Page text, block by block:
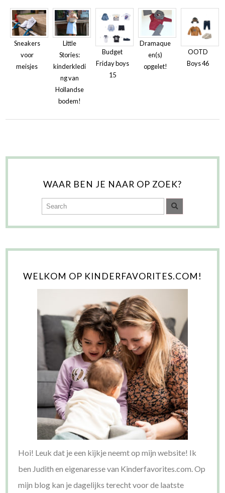
Sneakers
voor
meisjes
Little
Stories:
kinderkledi
ng van
Hollandse
bodem!
Budget
Friday boys
15
Dramaque
en(s)
opgelet!
OOTD
Boys 46
WAAR BEN JE NAAR OP ZOEK?
WELKOM OP KINDERFAVORITES.COM!
Hoi! Leuk dat je een kijkje neemt op mijn website! Ik
ben Judith en eigenaresse van Kinderfavorites.com. Op
mijn blog kan je dagelijks terecht voor de laatste